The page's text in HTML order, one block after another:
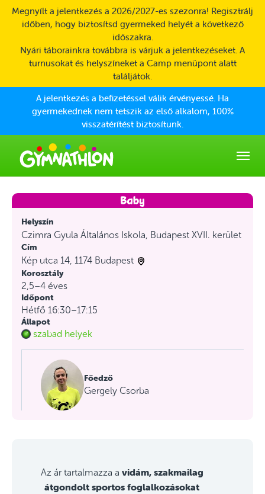
Skip to main content
Megnyílt a jelentkezés a 2026/2027-es szezonra! Regisztrálj
időben, hogy biztosítsd gyermeked helyét a következő
időszakra.
Nyári táborainkra továbbra is várjuk a jelentkezéseket. A
turnusokat és helyszíneket a Camp menüpont alatt
találjátok.
A jelentkezés a befizetéssel válik érvényessé. Ha
gyermekednek nem tetszik az első alkalom, 100%
visszatérítést biztosítunk.
Helyszín
Czimra Gyula Általános Iskola, Budapest XVII. kerület
Cím
Kép utca 14, 1174 Budapest
Korosztály
2,5–4 éves
Időpont
Hétfő 16:30–17:15
Állapot
szabad helyek
Főedző
Gergely Csorba
Az ár tartalmazza a vidám, szakmailag
átgondolt sportos foglalkozásokat